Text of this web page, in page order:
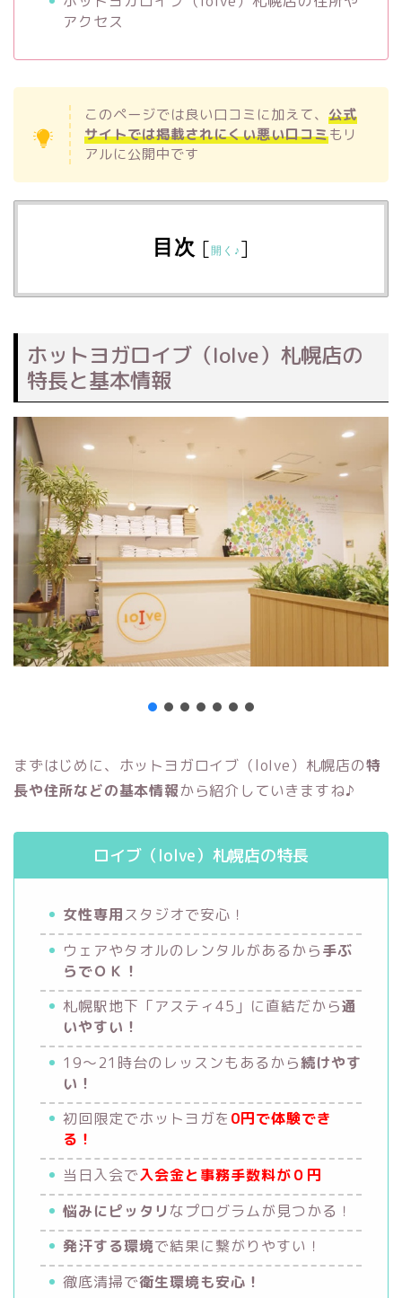
アクセス
このページでは良い口コミに加えて、 公式
サイトでは掲載されにくい悪い口コミもリ
アルに公開中です
目次 [開く♪ ]
ホットヨガロイブ（loIve）札幌店の
特長と基本情報
まずはじめに、ホットヨガロイブ（loIve）札幌店の特
長や住所などの基本情報から紹介していきますね♪
ロイブ（loIve）札幌店の特長
女性専用スタジオで安心！
ウェアやタオルのレンタルがあるから手ぶ
らでＯＫ！
札幌駅地下「アスティ45」に直結だから通
いやすい！
19〜21時台のレッスンもあるから続けやす
い！
初回限定でホットヨガを 0円で体験でき
る！
当日入会で入会金と事務手数料が０円
悩みにピッタリ なプログラムが見つかる！
発汗する環境で結果に繋がりやすい！
徹底清掃で衛生環境も安心！